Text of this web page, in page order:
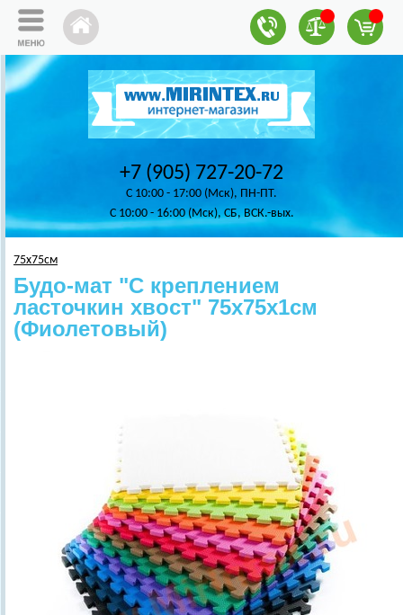
+7 (905) 727-20-72
C 10:00 - 17:00 (Мск), ПН-ПТ.
C 10:00 - 16:00 (Мск), СБ, ВСК.-вых.
75x75см
Будо-мат "С креплением
ласточкин хвост" 75х75х1см
(Фиолетовый)